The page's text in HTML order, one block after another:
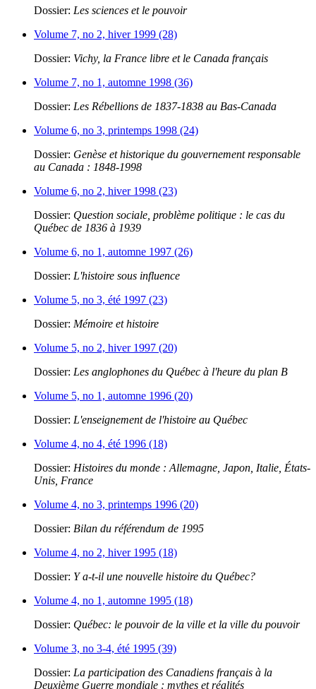
Dossier: Les sciences et le pouvoir
Volume 7, no 2, hiver 1999 (28)
Dossier: Vichy, la France libre et le Canada français
Volume 7, no 1, automne 1998 (36)
Dossier: Les Rébellions de 1837-1838 au Bas-Canada
Volume 6, no 3, printemps 1998 (24)
Dossier: Genèse et historique du gouvernement responsable
au Canada : 1848-1998
Volume 6, no 2, hiver 1998 (23)
Dossier: Question sociale, problème politique : le cas du
Québec de 1836 à 1939
Volume 6, no 1, automne 1997 (26)
Dossier: L'histoire sous influence
Volume 5, no 3, été 1997 (23)
Dossier: Mémoire et histoire
Volume 5, no 2, hiver 1997 (20)
Dossier: Les anglophones du Québec à l'heure du plan B
Volume 5, no 1, automne 1996 (20)
Dossier: L'enseignement de l'histoire au Québec
Volume 4, no 4, été 1996 (18)
Dossier: Histoires du monde : Allemagne, Japon, Italie, États-
Unis, France
Volume 4, no 3, printemps 1996 (20)
Dossier: Bilan du référendum de 1995
Volume 4, no 2, hiver 1995 (18)
Dossier: Y a-t-il une nouvelle histoire du Québec?
Volume 4, no 1, automne 1995 (18)
Dossier: Québec: le pouvoir de la ville et la ville du pouvoir
Volume 3, no 3-4, été 1995 (39)
Dossier: La participation des Canadiens français à la
Deuxième Guerre mondiale : mythes et réalités